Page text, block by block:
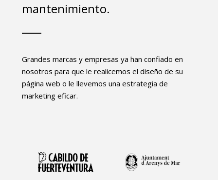
mantenimiento.
Grandes marcas y empresas ya han confiado en
nosotros para que le realicemos el diseño de su
página web o le llevemos una estrategia de
marketing eficar.